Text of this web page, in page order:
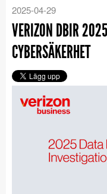
2025-04-29
VERIZON DBIR
CYBERSÄKERHET